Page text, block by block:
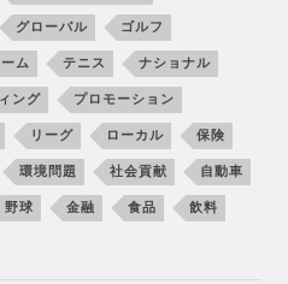
グローバル ゴルフ
ム テニス ナショナル
ング プロモーション
リーグ ローカル 保険
環境問題 社会貢献 自動車
野球 金融 食品 飲料